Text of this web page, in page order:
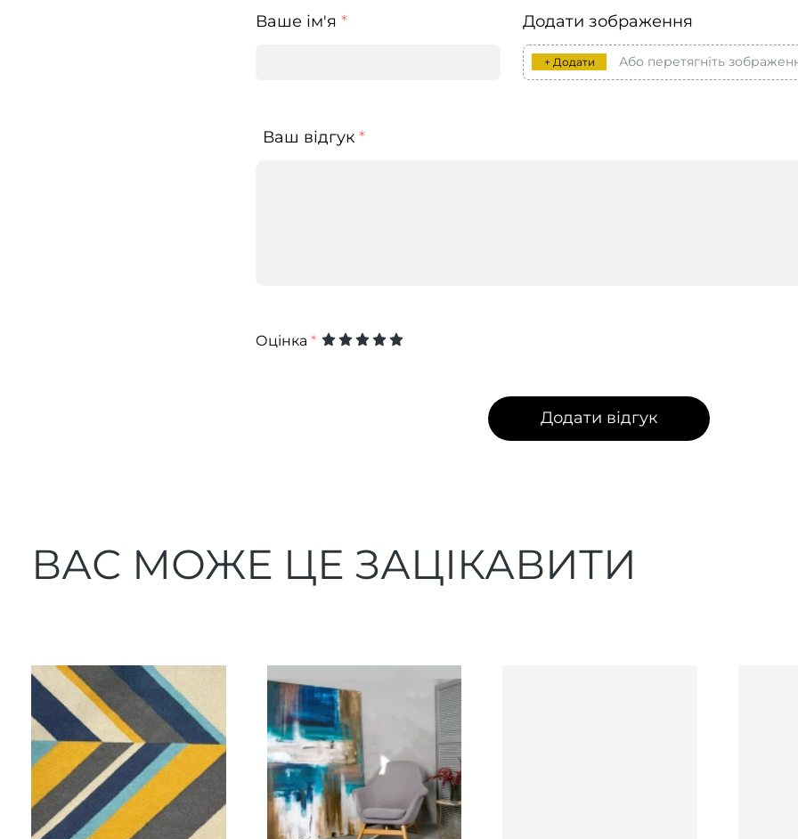
Ваше ім'я * Додати зображення
+ Додати Або перетягніть
Ваш відгук *
Оцінка *
Додати відгук
ВАС МОЖЕ ЦЕ ЗАЦІКАВИТИ